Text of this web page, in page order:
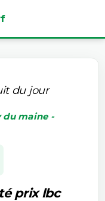
du jour
du maine -
prix lbc